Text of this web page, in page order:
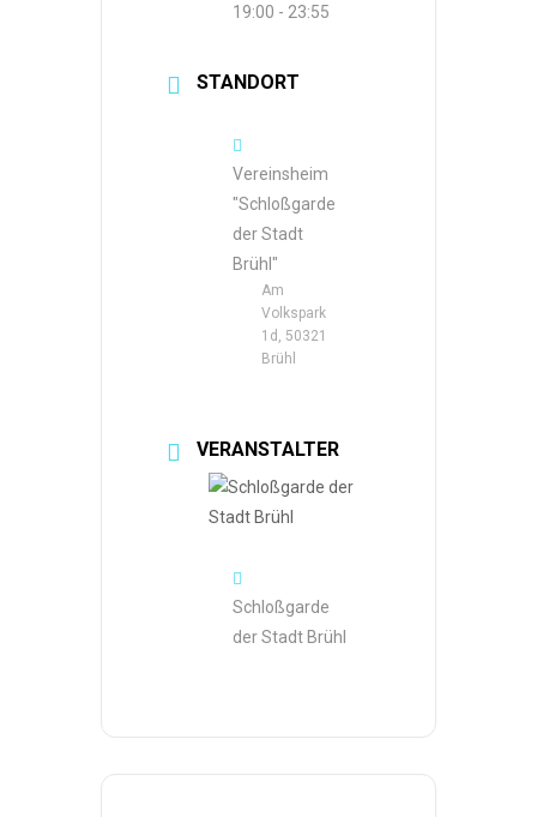
19:00 - 23:55
STANDORT
Vereinsheim
"Schloßgarde
der Stadt
Brühl"
Am
Volkspark
1d, 50321
Brühl
VERANSTALTER
Schloßgarde
der Stadt Brühl